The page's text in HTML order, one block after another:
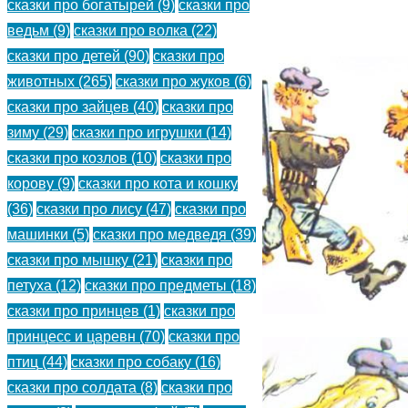
()
сказки про богатырей (9) сказки про
ведьм (9) сказки про волка (22)
сказки про детей (90) сказки про
животных (265) сказки про жуков (6)
сказки про зайцев (40) сказки про
зиму (29) сказки про игрушки (14)
сказки про козлов (10) сказки про
корову (9) сказки про кота и кошку
(36) сказки про лису (47) сказки про
машинки (5) сказки про медведя (39)
сказки про мышку (21) сказки про
петуха (12) сказки про предметы (18)
сказки про принцев (1) сказки про
принцесс и царевн (70) сказки про
птиц (44) сказки про собаку (16)
сказки про солдата (8) сказки про